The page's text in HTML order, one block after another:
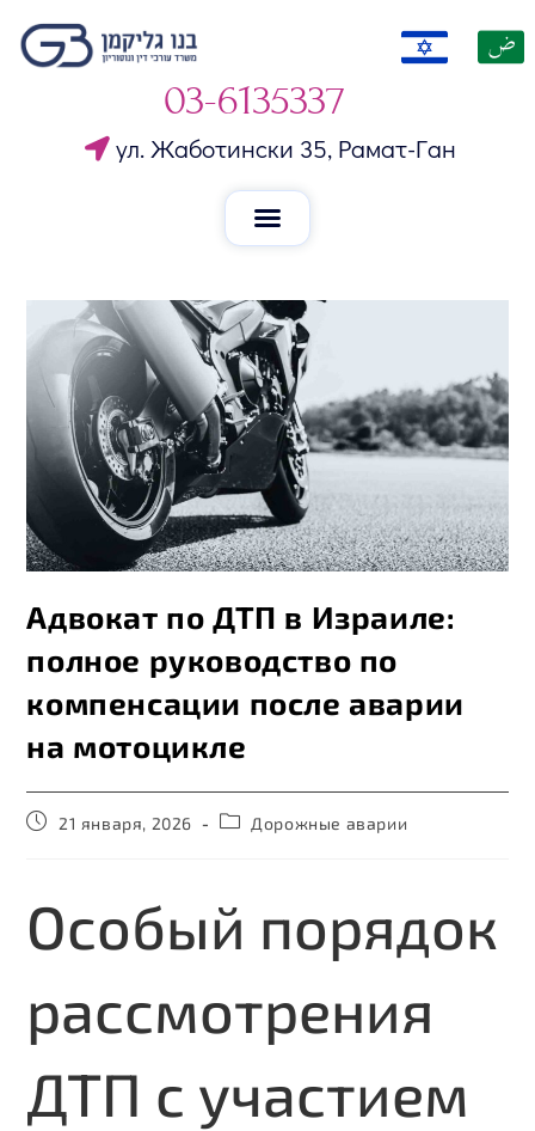
03-6135337
ул. Жаботински 35, Рамат-Ган
Адвокат по ДТП в Израиле:
полное руководство по
компенсации после аварии
на мотоцикле
21 января, 2026 Дорожные аварии
Особый порядок
рассмотрения
ДТП с участием